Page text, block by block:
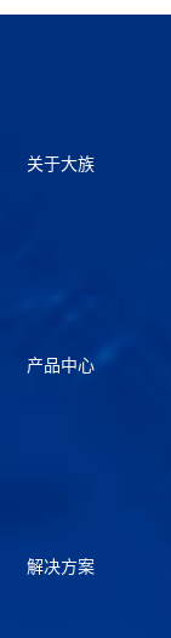
关于大族
产品中心
解决方案